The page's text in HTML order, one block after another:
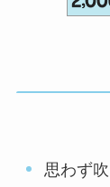
思わず